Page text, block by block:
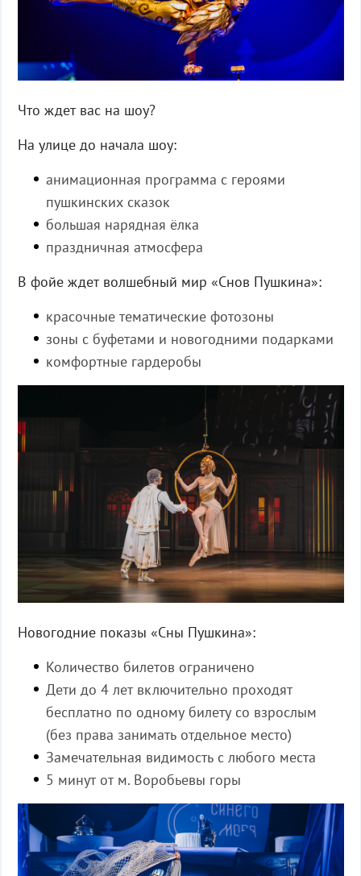
Что ждет вас на шоу?
На улице до начала шоу:
анимационная программа с героями
пушкинских сказок
большая нарядная ёлка
праздничная атмосфера
В фойе ждет волшебный мир «Снов Пушкина»:
красочные тематические фотозоны
зоны с буфетами и новогодними подарками
комфортные гардеробы
Новогодние показы «Сны Пушкина»:
Количество билетов ограничено
Дети до 4 лет включительно проходят
бесплатно по одному билету со взрослым
(без права занимать отдельное место)
Замечательная видимость с любого места
5 минут от м. Воробьевы горы